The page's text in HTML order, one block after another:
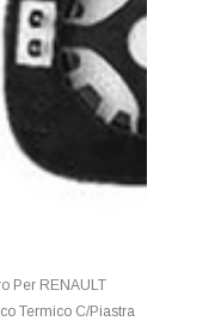
Per RENAULT
Termico C/Piastra